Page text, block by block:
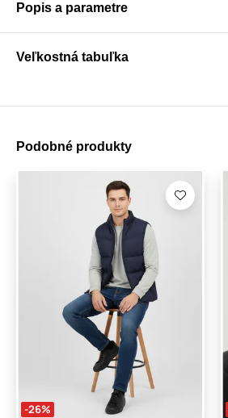
Popis a parametre
Veľkostná tabuľka
Podobné produkty
-26%